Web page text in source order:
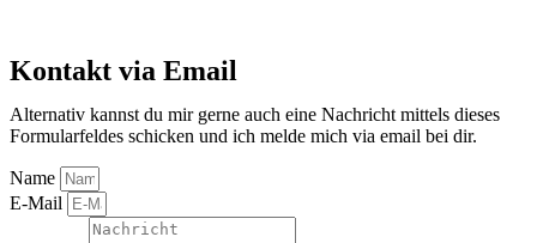
Kontakt via Email
Alternativ kannst du mir gerne auch eine Nachricht mittels dieses
Formularfeldes schicken und ich melde mich via email bei dir.
Name
E-Mail